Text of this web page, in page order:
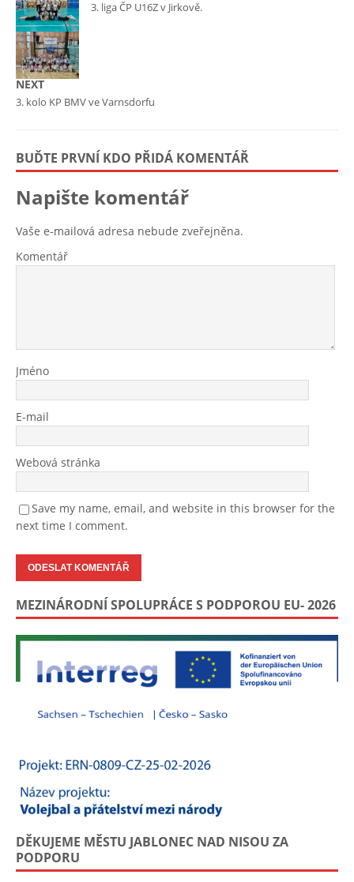
3. liga ČP U16Z v Jirkově.
NEXT
3. kolo KP BMV ve Varnsdorfu
BUĎTE PRVNÍ KDO PŘIDÁ KOMENTÁŘ
Napište komentář
Vaše e-mailová adresa nebude zveřejněna.
Komentář
Jméno
E-mail
Webová stránka
Save my name, email, and website in this browser for the
next time I comment.
MEZINÁRODNÍ SPOLUPRÁCE S PODPOROU EU- 2026
DĚKUJEME MĚSTU JABLONEC NAD NISOU ZA
PODPORU